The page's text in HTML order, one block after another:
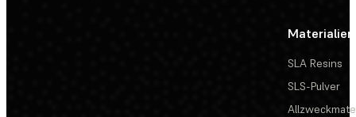
Materialien
SLA Resins
SLS-Pulver